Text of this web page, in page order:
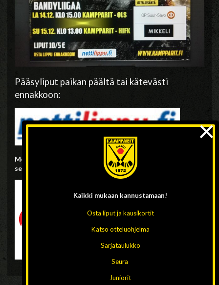
Pääsyliput paikan päältä tai kätevästi
ennakkoon:
Molemmista otteluista kuvataan suora, Ville Niskasen
selostama livelähetys Solidsport.com-palvelussa
Kaikki mukaan kannustamaan!
Osta liput ja kausikortit
Katso otteluohjelma
Sarjataulukko
Seura
Juniorit
×